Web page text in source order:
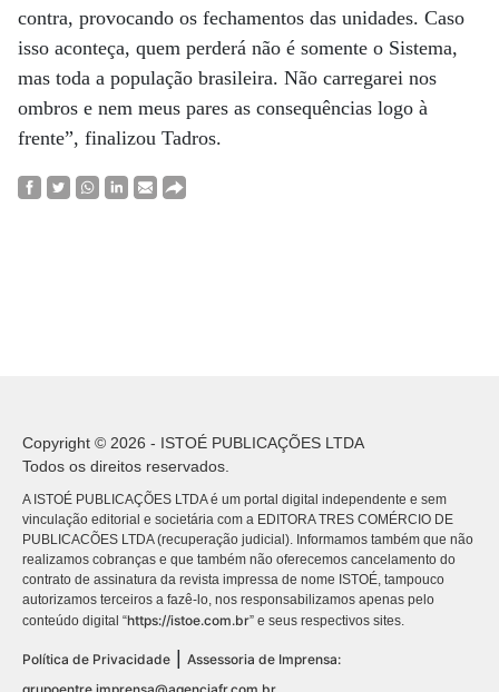
contra, provocando os fechamentos das unidades. Caso
isso aconteça, quem perderá não é somente o Sistema,
mas toda a população brasileira. Não carregarei nos
ombros e nem meus pares as consequências logo à
frente”, finalizou Tadros.
Copyright © 2026 - ISTOÉ PUBLICAÇÕES LTDA
Todos os direitos reservados.
A ISTOÉ PUBLICAÇÕES LTDA é um portal digital independente e sem
vinculação editorial e societária com a EDITORA TRES COMÉRCIO DE
PUBLICACÕES LTDA (recuperação judicial). Informamos também que não
realizamos cobranças e que também não oferecemos cancelamento do
contrato de assinatura da revista impressa de nome ISTOÉ, tampouco
autorizamos terceiros a fazê-lo, nos responsabilizamos apenas pelo
conteúdo digital “https://istoe.com.br” e seus respectivos sites.
Política de Privacidade | Assessoria de Imprensa: